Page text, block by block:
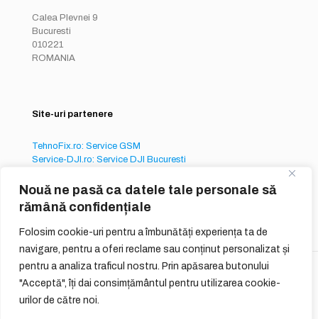
Nouă ne pasă ca datele tale personale să
rămână confidențiale
Folosim cookie-uri pentru a îmbunătăți experiența ta de
navigare, pentru a oferi reclame sau conținut personalizat și
pentru a analiza traficul nostru. Prin apăsarea butonului
"Acceptă", îți dai consimțământul pentru utilizarea cookie-
urilor de către noi.
Calea Plevnei 9
Bucuresti
010221
ROMANIA
Site-uri partenere
TehnoFix.ro: Service GSM
Service-DJI.ro: Service DJI Bucuresti
© 2026QUIQ ONLINE SERVICES S.R.L.
Reguli Generale